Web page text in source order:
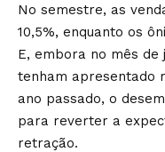
No semestre, as
10,5%, enquanto os
E, embora no mês de
tenham apresentado
ano passado, o
para reverter a
retração.